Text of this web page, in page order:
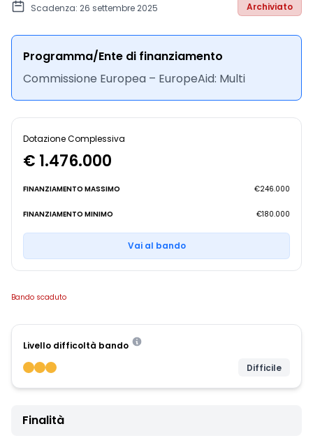
Scadenza: 26 settembre 2025 Archiviato
Programma/Ente di finanziamento
Commissione Europea – EuropeAid: Multi
Dotazione Complessiva
€ 1.476.000
FINANZIAMENTO MASSIMO €246.000
FINANZIAMENTO MINIMO €180.000
Vai al bando
Bando scaduto
Livello difficoltà bando
Difficile
Finalità